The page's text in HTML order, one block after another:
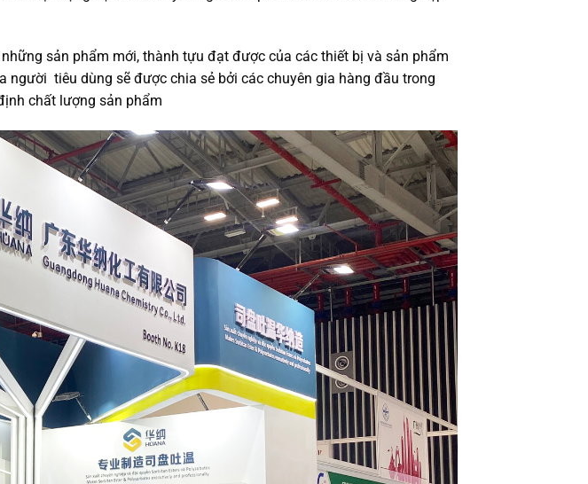
sản phẩm mới, thành tựu đạt được của các thiết bị và sản phẩm
tiêu dùng sẽ được chia sẻ bởi các chuyên gia hàng đầu trong
chất lượng sản phẩm